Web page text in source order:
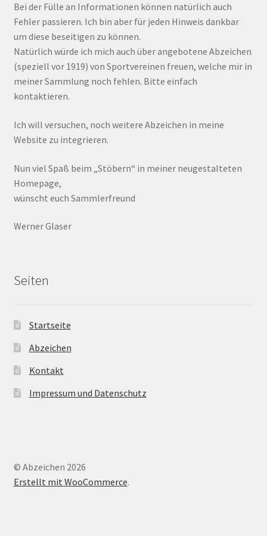
Bei der Fülle an Informationen können natürlich auch
Fehler passieren. Ich bin aber für jeden Hinweis dankbar
um diese beseitigen zu können.
Natürlich würde ich mich auch über angebotene Abzeichen
(speziell vor 1919) von Sportvereinen freuen, welche mir in
meiner Sammlung noch fehlen. Bitte einfach
kontaktieren.
Ich will versuchen, noch weitere Abzeichen in meine
Website zu integrieren.
Nun viel Spaß beim „Stöbern“ in meiner neugestalteten
Homepage,
wünscht euch Sammlerfreund
Werner Glaser
Seiten
Startseite
Abzeichen
Kontakt
Impressum und Datenschutz
© Abzeichen 2026
Erstellt mit WooCommerce.